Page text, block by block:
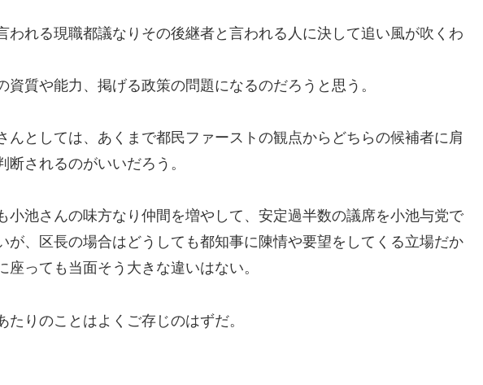
われる現職都議なりその後継者と言われる人に決して追い風が吹くわ
資質や能力、掲げる政策の問題になるのだろうと思う。
んとしては、あくまで都民ファーストの観点からどちらの候補者に肩
断されるのがいいだろう。
小池さんの味方なり仲間を増やして、安定過半数の議席を小池与党で
が、区長の場合はどうしても都知事に陳情や要望をしてくる立場だか
座っても当面そう大きな違いはない。
たりのことはよくご存じのはずだ。